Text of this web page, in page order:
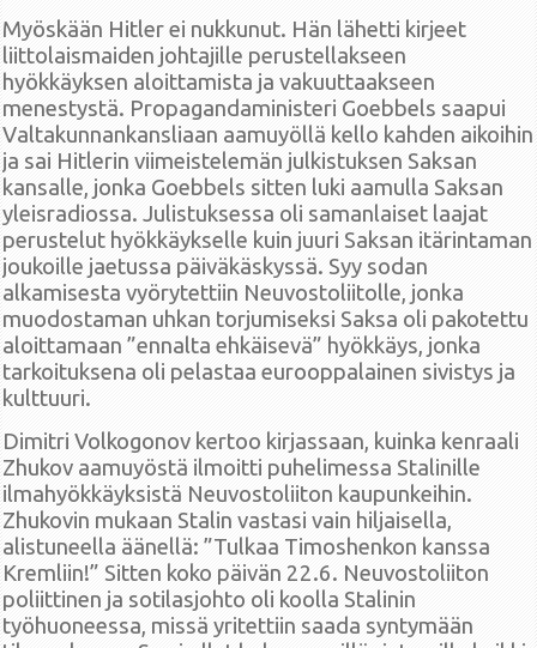
Myöskään Hitler ei nukkunut. Hän lähetti kirjeet
liittolaismaiden johtajille perustellakseen
hyökkäyksen aloittamista ja vakuuttaakseen
menestystä. Propagandaministeri Goebbels saapui
Valtakunnankansliaan aamuyöllä kello kahden aikoihin
ja sai Hitlerin viimeistelemän julkistuksen Saksan
kansalle, jonka Goebbels sitten luki aamulla Saksan
yleisradiossa. Julistuksessa oli samanlaiset laajat
perustelut hyökkäykselle kuin juuri Saksan itärintaman
joukoille jaetussa päiväkäskyssä. Syy sodan
alkamisesta vyörytettiin Neuvostoliitolle, jonka
muodostaman uhkan torjumiseksi Saksa oli pakotettu
aloittamaan ”ennalta ehkäisevä” hyökkäys, jonka
tarkoituksena oli pelastaa eurooppalainen sivistys ja
kulttuuri.
Dimitri Volkogonov kertoo kirjassaan, kuinka kenraali
Zhukov aamuyöstä ilmoitti puhelimessa Stalinille
ilmahyökkäyksistä Neuvostoliiton kaupunkeihin.
Zhukovin mukaan Stalin vastasi vain hiljaisella,
alistuneella äänellä: ”Tulkaa Timoshenkon kanssa
Kremliin!” Sitten koko päivän 22.6. Neuvostoliiton
poliittinen ja sotilasjohto oli koolla Stalinin
työhuoneessa, missä yritettiin saada syntymään